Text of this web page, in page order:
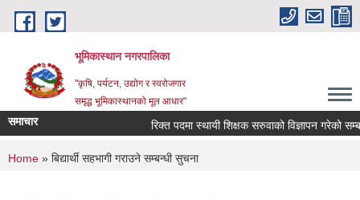
Skip to main content
भूमिकास्थान नगरपालिका
"कृषि, पर्यटन, उद्योग र स्वरोजगार
समृद्ध भूमिकास्थानको मूल आधार"
समाचार रिक्त पदमा स्थायी शिक्षक सरुवाको विज्ञापन गरेको
You are here
Home » बिद्यार्थी सहभागी गराउने सम्बन्धी सुचना